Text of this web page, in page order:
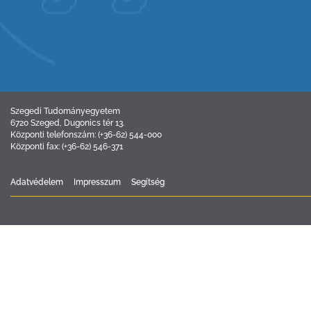
Szegedi Tudományegyetem
6720 Szeged, Dugonics tér 13.
Központi telefonszám: (+36-62) 544-000
Központi fax: (+36-62) 546-371
Adatvédelem Impresszum Segítség